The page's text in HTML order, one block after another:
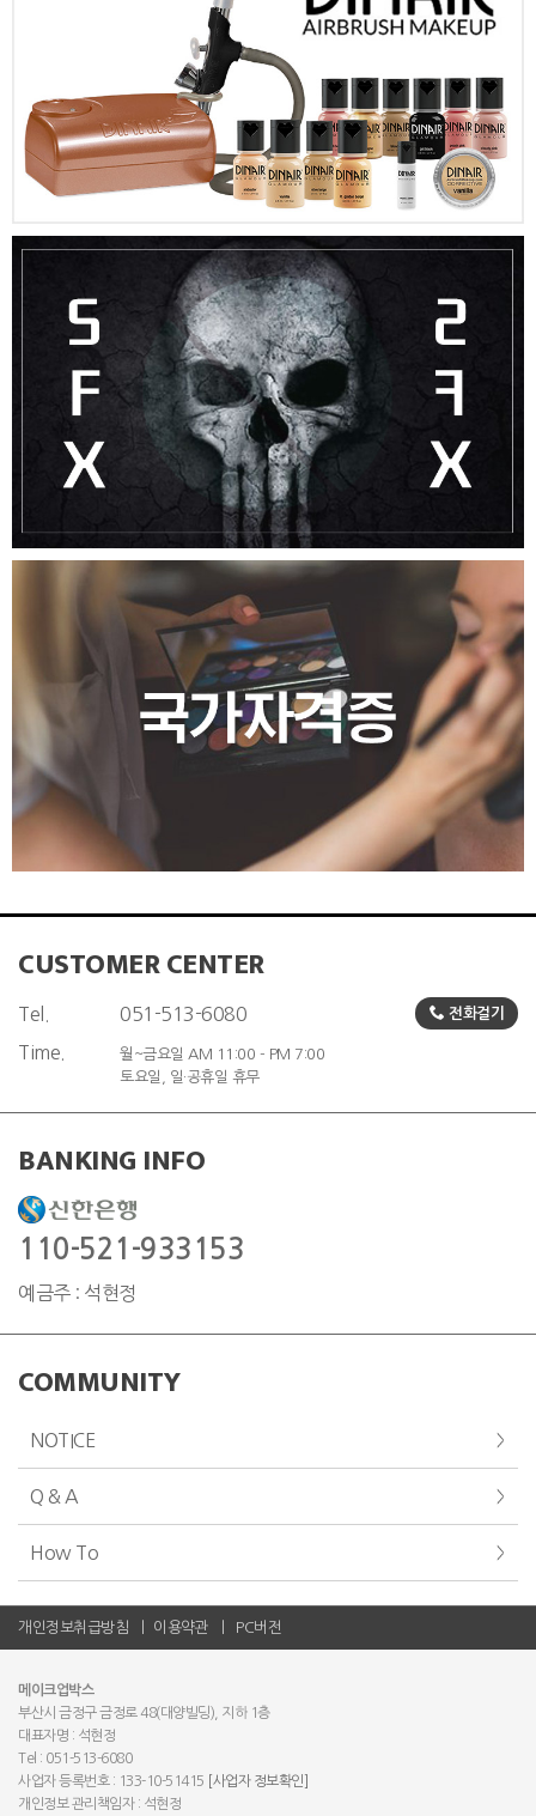
CUSTOMER CENTER
Tel. 051-513-6080 전화걸기
Time.
월~금요일 AM 11:00 - PM 7:00
토요일, 일·공휴일 휴무
BANKING INFO
110-521-933153
예금주 : 석현정
COMMUNITY
NOTICE
Q & A
How To
개인정보취급방침 이용약관 PC버전
메이크업박스
부산시 금정구 금정로 48(대양빌딩), 지하 1층
대표자명 : 석현정
Tel : 051-513-6080
사업자 등록번호 : 133-10-51415
[사업자 정보확인]
개인정보 관리책임자 : 석현정